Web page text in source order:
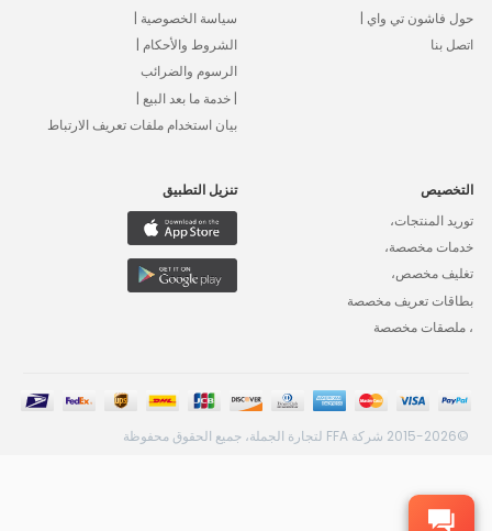
حول فاشون تي واي |
اتصل بنا
سياسة الخصوصية |
الشروط والأحكام |
الرسوم والضرائب
| خدمة ما بعد البيع |
بيان استخدام ملفات تعريف الارتباط
التخصيص
توريد المنتجات،
خدمات مخصصة،
تغليف مخصص،
بطاقات تعريف مخصصة
، ملصقات مخصصة
تنزيل التطبيق
©2015-2026 شركة FFA لتجارة الجملة، جميع الحقوق محفوظة